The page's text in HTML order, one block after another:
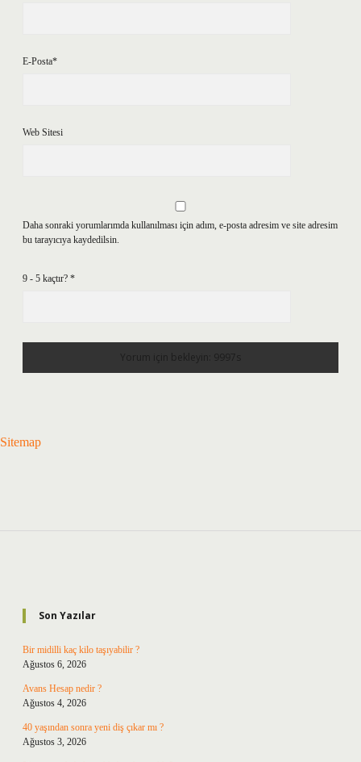
E-Posta*
Web Sitesi
Daha sonraki yorumlarımda kullanılması için adım, e-posta adresim ve site adresim
bu tarayıcıya kaydedilsin.
9 - 5 kaçtır? *
Sitemap
Son Yazılar
Bir midilli kaç kilo taşıyabilir ?
Ağustos 6, 2026
Avans Hesap nedir ?
Ağustos 4, 2026
40 yaşından sonra yeni diş çıkar mı ?
Ağustos 3, 2026